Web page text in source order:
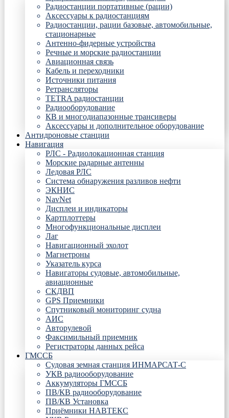
Радиостанции портативные (рации)
Аксессуары к радиостанциям
Радиостанции, рации базовые, автомобильные,
стационарные
Антенно-фидерные устройства
Речные и морские радиостанции
Авиационная связь
Кабель и переходники
Источники питания
Ретрансляторы
TETRA радиостанции
Радиооборудование
КВ и многодиапазонные трансиверы
Аксессуары и дополнительное оборудование
Антидроновые станции
Навигация
РЛС - Радиолокационная станция
Морские радарные антенны
Ледовая РЛС
Система обнаружения разливов нефти
ЭКНИС
NavNet
Дисплеи и индикаторы
Картплоттеры
Многофункциональные дисплеи
Лаг
Навигационный эхолот
Магнетроны
Указатель курса
Навигаторы судовые, автомобильные,
авиационные
СКДВП
GPS Приемники
Спутниковый мониторинг судна
АИС
Авторулевой
Факсимильный приемник
Регистраторы данных рейса
ГМССБ
Судовая земная станция ИНМАРСАТ-С
УКВ радиооборудование
Аккумуляторы ГМССБ
ПВ/КВ радиооборудование
ПВ/КВ Установка
Приёмники НАВТЕКС